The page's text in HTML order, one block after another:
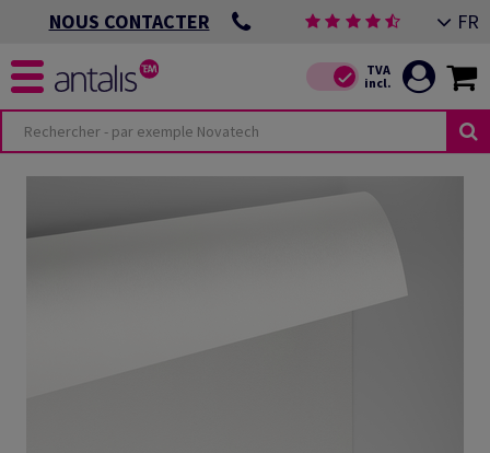
NOUS CONTACTER FR